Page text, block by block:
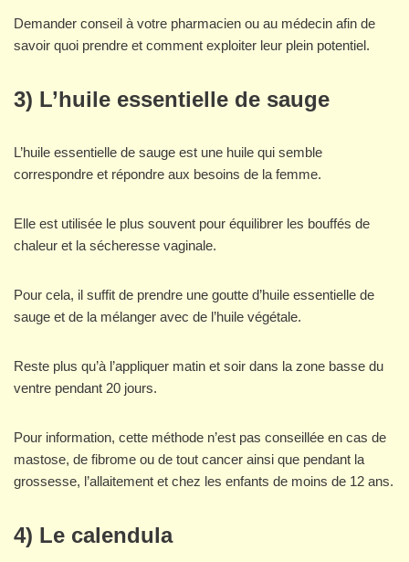
Demander conseil à votre pharmacien ou au médecin afin de
savoir quoi prendre et comment exploiter leur plein potentiel.
3) L’huile essentielle de sauge
L’huile essentielle de sauge est une huile qui semble
correspondre et répondre aux besoins de la femme.
Elle est utilisée le plus souvent pour équilibrer les bouffés de
chaleur et la sécheresse vaginale.
Pour cela, il suffit de prendre une goutte d’huile essentielle de
sauge et de la mélanger avec de l’huile végétale.
Reste plus qu’à l’appliquer matin et soir dans la zone basse du
ventre pendant 20 jours.
Pour information, cette méthode n’est pas conseillée en cas de
mastose, de fibrome ou de tout cancer ainsi que pendant la
grossesse, l’allaitement et chez les enfants de moins de 12 ans.
4) Le calendula